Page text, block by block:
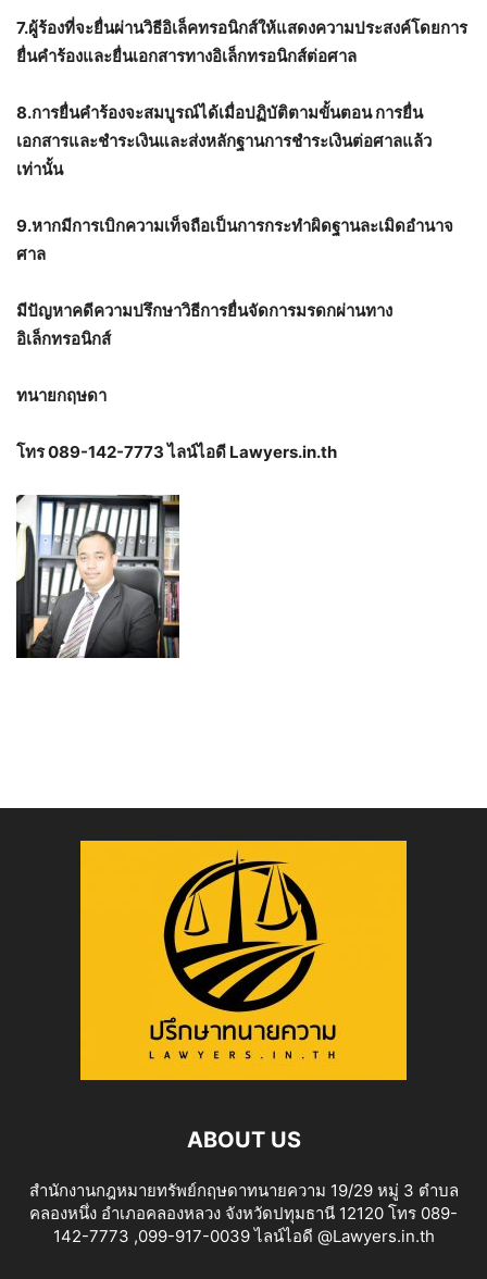
7.ผู้ร้องที่จะยื่นผ่านวิธีอิเล็คทรอนิกส์ให้แสดงความประสงค์โดยการ
ยื่นคำร้องและยื่นเอกสารทางอิเล็กทรอนิกส์ต่อศาล
8.การยื่นคำร้องจะสมบูรณ์ได้เมื่อปฏิบัติตามขั้นตอน การยื่น
เอกสารและชำระเงินและส่งหลักฐานการชำระเงินต่อศาลแล้ว
เท่านั้น
9.หากมีการเบิกความเท็จถือเป็นการกระทำผิดฐานละเมิดอำนาจ
ศาล
มีปัญหาคดีความปรึกษาวิธีการยื่นจัดการมรดกผ่านทาง
อิเล็กทรอนิกส์
ทนายกฤษดา
โทร 089-142-7773 ไลน์ไอดี Lawyers.in.th
ABOUT US
สำนักงานกฎหมายทรัพย์กฤษดาทนายความ 19/29 หมู่ 3 ตำบล
คลองหนึ่ง อำเภอคลองหลวง จังหวัดปทุมธานี 12120 โทร 089-
142-7773 ,099-917-0039 ไลน์ไอดี @Lawyers.in.th